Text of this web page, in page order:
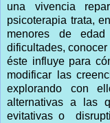
una vivencia
psicoterapia trata,
menores de
dificultades,
éste influye para
modificar las
explorando con
alternativas a las
evitativas o